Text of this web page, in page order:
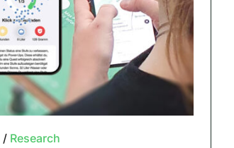
/ Research